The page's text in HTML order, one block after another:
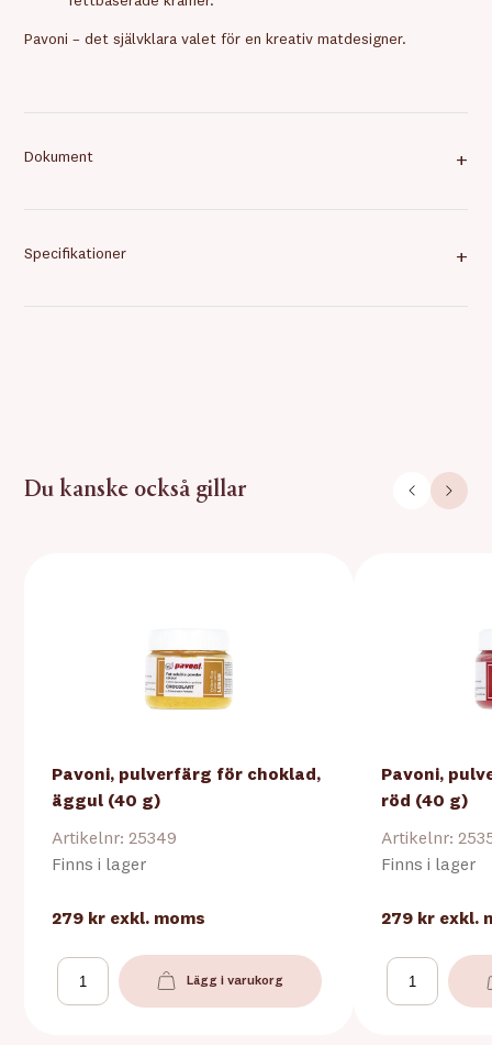
Pavoni – det självklara valet för en kreativ matdesigner.
Dokument +
Specifikationer +
Du kanske också gillar
Pavoni, pulverfärg för choklad,
äggul (40 g)
Artikelnr: 25349
Finns i lager
279 kr exkl. moms
Lägg i varukorg
Pavoni,
röd (40 g)
Artikelnr:
Finns i lager
279 kr exkl.